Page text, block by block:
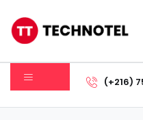
Votre
Sous-
(+216)